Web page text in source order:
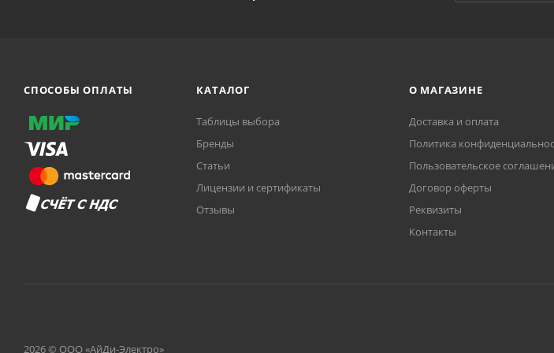
СПОСОБЫ ОПЛАТЫ КАТАЛОГ
Таблицы выбора
Бренды
Статьи
Лицензии и сертификаты
Отзывы
О МАГАЗИНЕ
Доставка и оплата
Политика
Пользовательское
Договор оферты
Реквизиты
Контакты
2026 © ООО «АйДи-Электро»